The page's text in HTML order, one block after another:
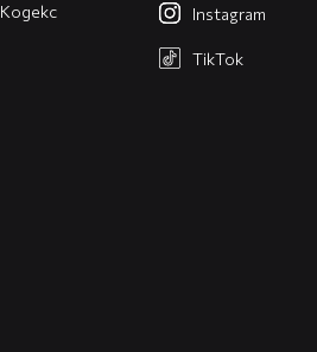
Кодекс Instagram
TikTok